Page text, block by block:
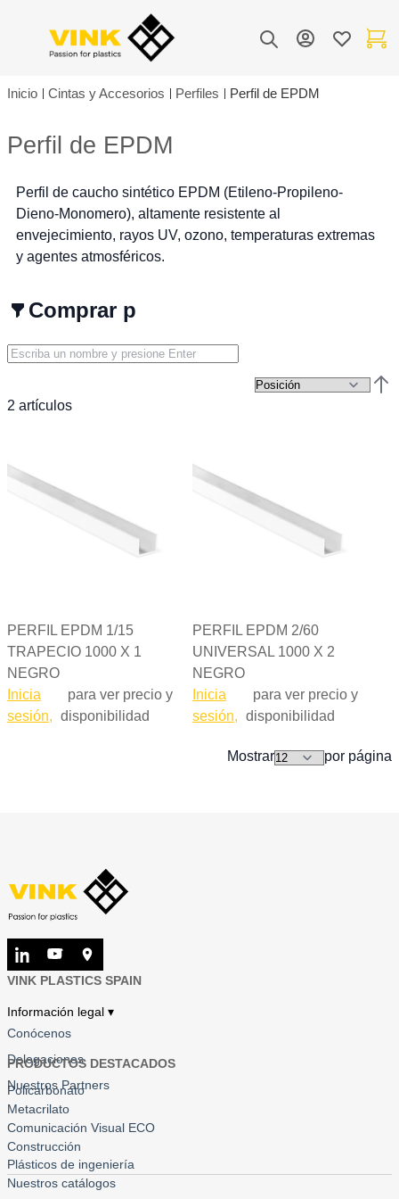
Lista de
Mi cuenta Mi
Inicio Cintas y Accesorios Perfiles Perfil de EPDM
Perfil de EPDM
Perfil de caucho sintético EPDM (Etileno-Propileno-
Dieno-Monomero), altamente resistente al
envejecimiento, rayos UV, ozono, temperaturas extremas
y agentes atmosféricos.
Comprar por
2 artículos
PERFIL EPDM 1/15
TRAPECIO 1000 X 1
NEGRO
Inicia
sesión,
para ver precio y
disponibilidad
PERFIL EPDM 2/60
UNIVERSAL 1000 X 2
NEGRO
Inicia
sesión,
para ver precio y
disponibilidad
Mostrar por página
VINK PLASTICS SPAIN
Información legal ▾
Conócenos
Delegaciones
Nuestros Partners
PRODUCTOS DESTACADOS
Policarbonato
Metacrilato
Comunicación Visual ECO
Construcción
Plásticos de ingeniería
Nuestros catálogos